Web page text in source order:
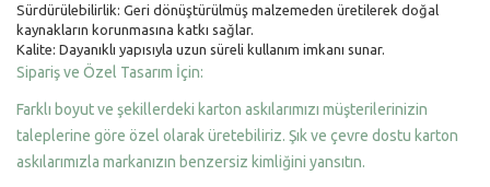
Sürdürülebilirlik: Geri dönüştürülmüş malzemeden üretilerek doğal
kaynakların korunmasına katkı sağlar.
Kalite: Dayanıklı yapısıyla uzun süreli kullanım imkanı sunar.
Sipariş ve Özel Tasarım İçin:
Farklı boyut ve şekillerdeki karton askılarımızı müşterilerinizin
taleplerine göre özel olarak üretebiliriz. Şık ve çevre dostu karton
askılarımızla markanızın benzersiz kimliğini yansıtın.